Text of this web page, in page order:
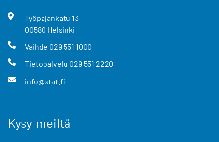
Työpajankatu 13
00580 Helsinki
Vaihde 029 551 1000
Tietopalvelu 029 551 2220
info@stat.fi
Kysy meiltä